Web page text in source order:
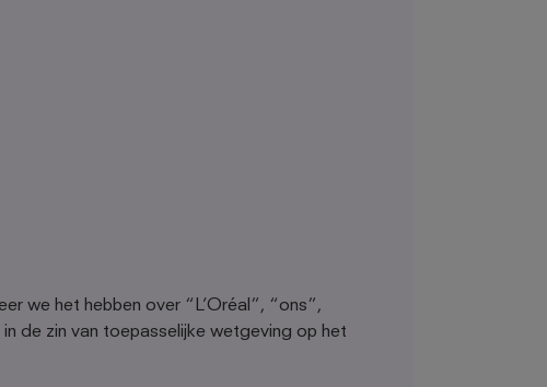
we het hebben over “L’Oréal”, “ons”,
de zin van toepasselijke wetgeving op het